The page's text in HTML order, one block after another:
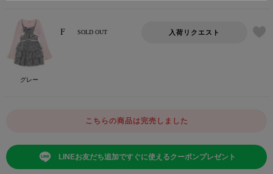
グレー
F SOLD OUT 入荷リクエスト
こちらの商品は完売しました
LINEお友だち追加ですぐに使えるクーポンプレゼント